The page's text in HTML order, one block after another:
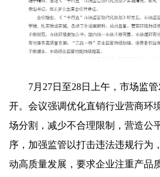
7月27日至28日上午，市场监
开。会议强调优化直销行业营商环
场分割，减少不合理限制，营造公
序，加强监管以打击违法违规行为
动高质量发展，要求企业注重产品